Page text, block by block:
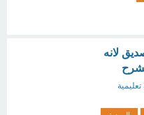
لانه
تعليمية